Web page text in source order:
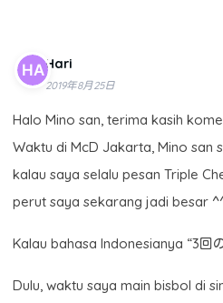
Hari
2019年8月25日
Halo Mino san, terima kasih
Waktu di McD Jakarta, Mino san
kalau saya selalu pesan Triple
perut saya sekarang jadi besar
Kalau bahasa Indonesianya “3回
Dulu, waktu saya main bisbol di